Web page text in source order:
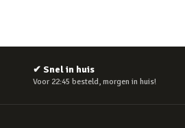
✔ Snel in huis
Voor 22:45 besteld, morgen in huis!